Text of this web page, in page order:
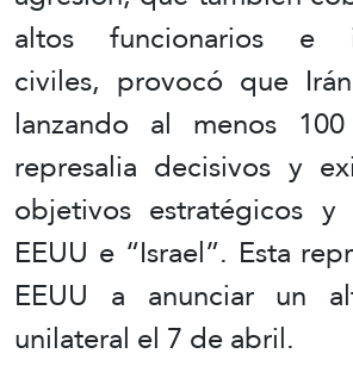
altos funcionarios e
civiles, provocó que
lanzando al menos
represalia decisivos y
objetivos estratégicos y
EEUU e “Israel”. Esta
EEUU a anunciar un
unilateral el 7 de abril.